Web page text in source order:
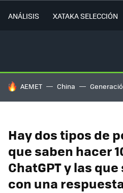
ANÁLISIS XATAKA SELECCIÓN
HOY SE HABLA DE
AEMET China
Hay dos tipos de
que saben hacer
ChatGPT y las
con una